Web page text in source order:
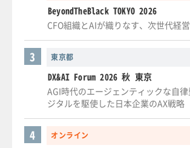
BeyondTheBlack TOKYO 2026
CFO組織とAIが織りなす、次世代経
東京都
3
DX&AI Forum 2026 秋 東京
AGI時代のエージェンティックな自
ジタルを駆使した日本企業のAX戦略
オンライン
4